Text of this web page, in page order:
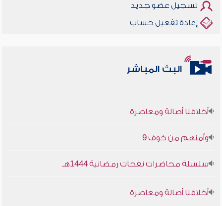
تسجيل عضو جديد
إعادة تفعيل حساب
البث المباشر
أخلاقنا أصالة ومعاصرة
وأمنهم من خوف 9
سلسلة محاضرات نفحات رمضانية 1444هـ
أخلاقنا أصالة ومعاصرة